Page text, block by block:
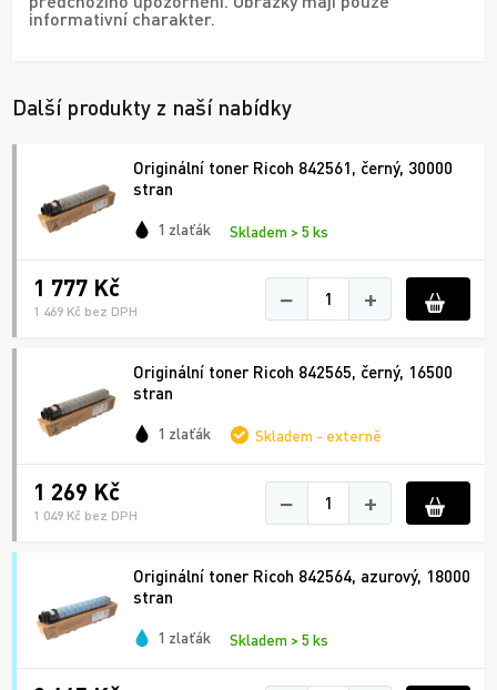
informativní charakter.
Další produkty z naší nabídky
Originální toner Ricoh 842561, černý, 30000
stran
1 zlaťák Skladem > 5 ks
1 777 Kč
1 469 Kč bez DPH − +
Originální toner Ricoh 842565, černý, 16500
stran
1 zlaťák Skladem - externě
1 269 Kč
1 049 Kč bez DPH − +
Originální toner Ricoh 842564, azurový, 18000
stran
1 zlaťák Skladem > 5 ks